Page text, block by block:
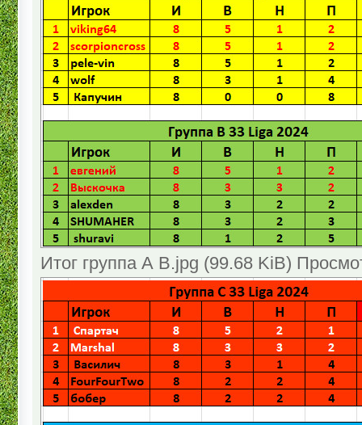
Итог группа А В.jpg (99.68 KiB)